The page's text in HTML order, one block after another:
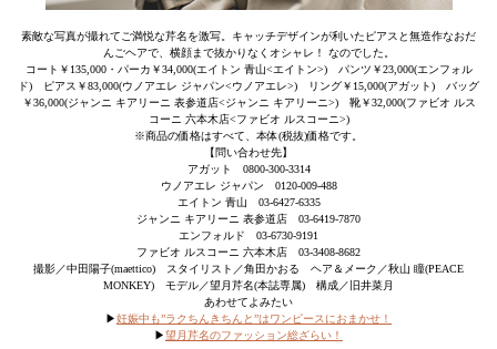
素敵な写真が撮れてご満悦な芹名を激写。キャッチデザインが利いたピアスと無造作なおだ
んごヘアで、横顔まで抜かりなくオシャレ！ なのでした。
コート￥135,000・パーカ￥34,000(エイトン 青山<エイトン>) パンツ￥23,000(エンフォル
ド) ピアス￥83,000(ウノアエレ ジャパン<ウノアエレ>) リング￥15,000(アガット) バッグ
￥36,000(ジャンニ キアリーニ 表参道店<ジャンニ キアリーニ>) 靴￥32,000(ファビオ ルス
コーニ 六本木店<ファビオ ルスコーニ>)
※商品の価格はすべて、本体(税抜)価格です。
【問い合わせ先】
アガット 0800-300-3314
ウノアエレ ジャパン 0120-009-488
エイトン 青山 03-6427-6335
ジャンニ キアリーニ 表参道店 03-6419-7870
エンフォルド 03-6730-9191
ファビオ ルスコーニ 六本木店 03-3408-8682
撮影／中田陽子(maettico) スタイリスト／角田かおる ヘア＆メーク／秋山 瞳(PEACE
MONKEY) モデル／望月芹名(本誌専属) 構成／旧井菜月
あわせてよみたい
▶︎妊娠中も”ラクちんきちんと”はワンピースにおまかせ！
▶︎望月芹名のファッション総ざらい！